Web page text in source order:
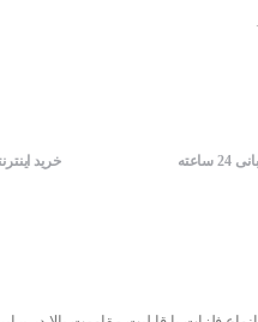
ساعته خرید